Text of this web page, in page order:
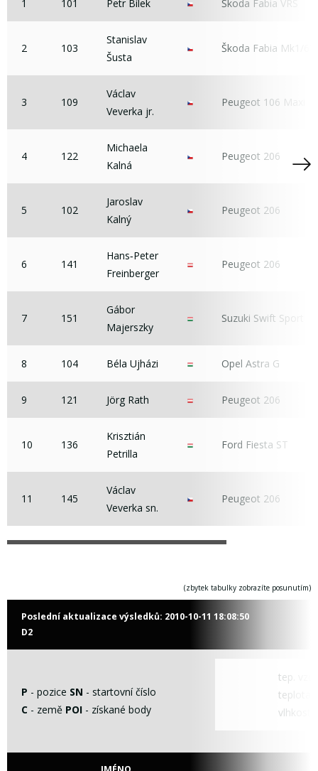
1 101 Petr Bílek Škoda Fabia VRS
2 103
Stanislav
Šusta
Škoda Fabia Mk1/6Y
3 109
Václav
Veverka jr.
Peugeot 106 Maxi
4 122
Michaela
Kalná
Peugeot 206
5 102
Jaroslav
Kalný
Peugeot 206
6 141
Hans‐Peter
Freinberger
Peugeot 206
7 151
Gábor
Majerszky
Suzuki Swift Sport
8 104 Béla Ujházi Opel Astra G
9 121 Jörg Rath Peugeot 206
10 136
Krisztián
Petrilla
Ford Fiesta ST
11 145
Václav
Veverka sn.
Peugeot 206
(zbytek tabulky zobrazíte posunutím)
Poslední aktualizace výsledků: 2010-10-11 18:08:50
D2
P - pozice SN - startovní číslo
C - země POI - získané body
tep.
teplota
vlhkost